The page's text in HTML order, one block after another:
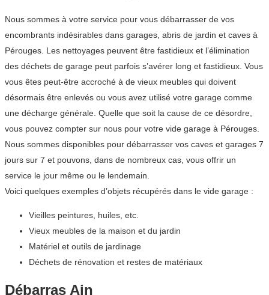
Nous sommes à votre service pour vous débarrasser de vos
encombrants indésirables dans garages, abris de jardin et caves à
Pérouges. Les nettoyages peuvent être fastidieux et l’élimination
des déchets de garage peut parfois s’avérer long et fastidieux. Vous
vous êtes peut-être accroché à de vieux meubles qui doivent
désormais être enlevés ou vous avez utilisé votre garage comme
une décharge générale. Quelle que soit la cause de ce désordre,
vous pouvez compter sur nous pour votre vide garage à Pérouges.
Nous sommes disponibles pour débarrasser vos caves et garages 7
jours sur 7 et pouvons, dans de nombreux cas, vous offrir un
service le jour même ou le lendemain.
Voici quelques exemples d’objets récupérés dans le vide garage :
Vieilles peintures, huiles, etc.
Vieux meubles de la maison et du jardin
Matériel et outils de jardinage
Déchets de rénovation et restes de matériaux
Débarras Ain